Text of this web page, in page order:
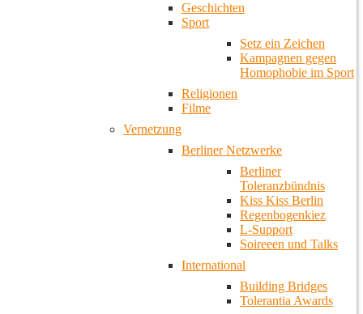
Geschichten
Sport
Setz ein Zeichen
Kampagnen gegen
Homophobie im Sport
Religionen
Filme
Vernetzung
Berliner Netzwerke
Berliner
Toleranzbündnis
Kiss Kiss Berlin
Regenbogenkiez
L-Support
Soireeen und Talks
International
Building Bridges
Tolerantia Awards